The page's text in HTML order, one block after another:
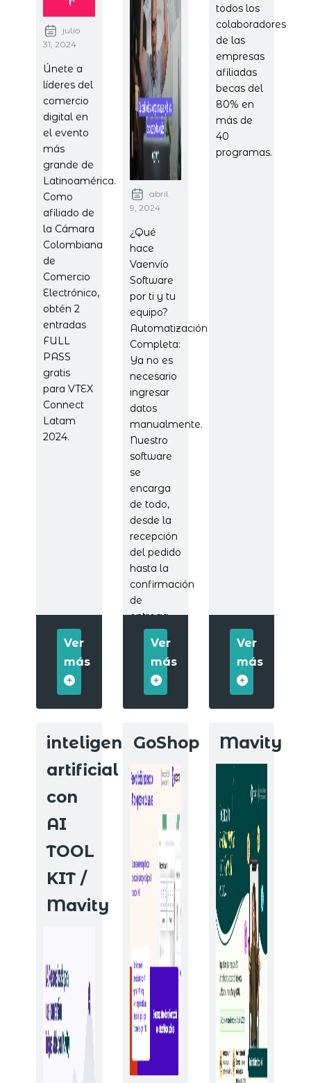
julio
31, 2024
Únete a
líderes del
comercio
digital en
el evento
más
grande de
Latinoamérica.
Como
afiliado de
la Cámara
Colombiana
de
Comercio
Electrónico,
obtén 2
entradas
FULL
PASS
gratis
para VTEX
Connect
Latam
2024.
Ver
más
abril
9, 2024
¿Qué
hace
Vaenvío
Software
por ti y tu
equipo?
Automatización
Completa:
Ya no es
necesario
ingresar
datos
manualmente.
Nuestro
software
se
encarga
de todo,
desde la
recepción
del pedido
hasta la
confirmación
de
entrega.
Ver
más
todos los
colaboradores
de las
empresas
afiliadas
becas del
80% en
más de
40
programas.
Ver
más
inteligencia
artificial
con
AI
TOOL
KIT /
Mavity
GoShop Mavity